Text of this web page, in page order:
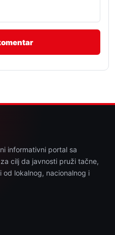
informativni portal sa
cilj da javnosti pruži tačne,
lokalnog, nacionalnog i